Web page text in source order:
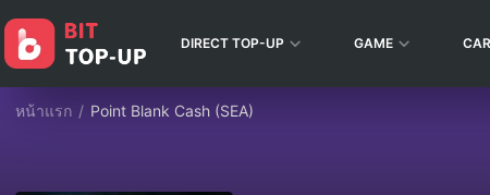
DIRECT TOP-UP GAME
หน้าแรก / Point Blank Cash (SEA)